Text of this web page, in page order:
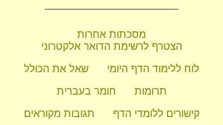
מסכתות אחרות
הצטרף לרשימת הדואר אלקטרוני
שאל את הכולל
לוח ללימוד הדף היומי
חומר בעברית
תרומות
תגובות מקוראים
קישורים ללומדי הדף